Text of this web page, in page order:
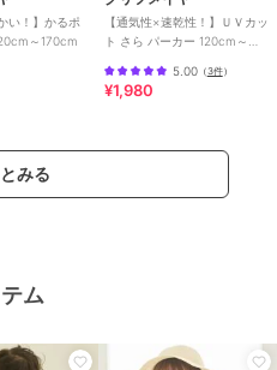
ポリエステル37% リ
リウレタン10%
扱い方法
/ワンポイント
工 /
い！】かるポ
～170cm
【通気性×速乾性！】ＵＶカッ
ト さら パーカー 120cm～
5.00（3件）
¥1,980
みる
ム